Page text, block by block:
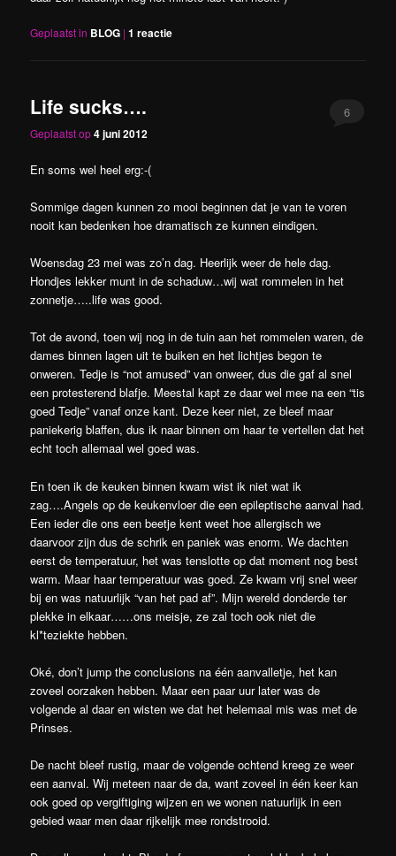
Geplaatst in BLOG |1 reactie
Life sucks….
Geplaatst op4 juni 2012
6
En soms wel heel erg:-(
Sommige dagen kunnen zo mooi beginnen dat je van te voren
nooit kan bedenken hoe dramatisch ze kunnen eindigen.
Woensdag 23 mei was zo’n dag. Heerlijk weer de hele dag.
Hondjes lekker munt in de schaduw…wij wat rommelen in het
zonnetje…..life was good.
Tot de avond, toen wij nog in de tuin aan het rommelen waren, de
dames binnen lagen uit te buiken en het lichtjes begon te
onweren. Tedje is “not amused” van onweer, dus die gaf al snel
een protesterend blafje. Meestal kapt ze daar wel mee na een “tis
goed Tedje” vanaf onze kant. Deze keer niet, ze bleef maar
paniekerig blaffen, dus ik naar binnen om haar te vertellen dat het
echt toch allemaal wel goed was.
En toen ik de keuken binnen kwam wist ik niet wat ik
zag….Angels op de keukenvloer die een epileptische aanval had.
Een ieder die ons een beetje kent weet hoe allergisch we
daarvoor zijn dus de schrik en paniek was enorm. We dachten
eerst de temperatuur, het was tenslotte op dat moment nog best
warm. Maar haar temperatuur was goed. Ze kwam vrij snel weer
bij en was natuurlijk “van het pad af”. Mijn wereld donderde ter
plekke in elkaar……ons meisje, ze zal toch ook niet die
kl*teziekte hebben.
Oké, don’t jump the conclusions na één aanvalletje, het kan
zoveel oorzaken hebben. Maar een paar uur later was de
volgende al daar en wisten we dat het helemaal mis was met de
Prinses.
De nacht bleef rustig, maar de volgende ochtend kreeg ze weer
een aanval. Wij meteen naar de da, want zoveel in één keer kan
ook goed op vergiftiging wijzen en we wonen natuurlijk in een
gebied waar men daar rijkelijk mee rondstrooid.